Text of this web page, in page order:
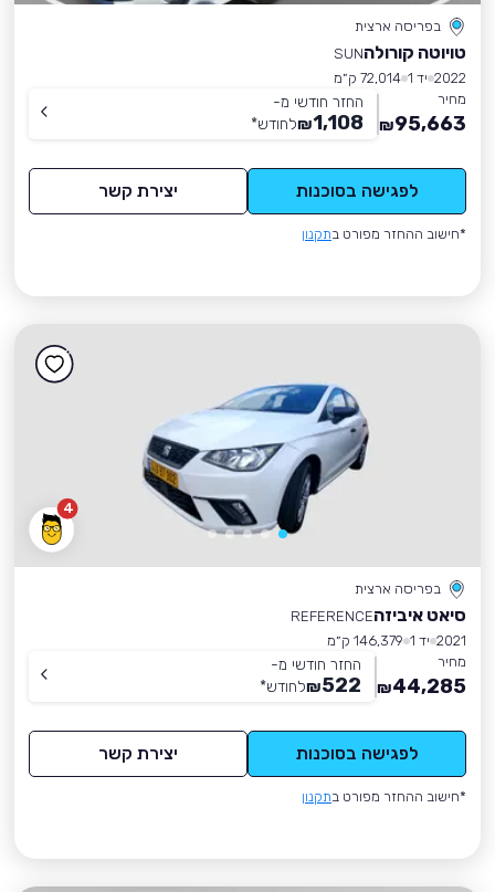
בפריסה ארצית
טויוטה קורולהSUN
2022 יד 1
72,014 ק״מ
מחיר
95,663
₪
החזר חודשי מ-
1,108
₪לחודש*
לפגישה בסוכנות יצירת קשר
*חישוב ההחזר מפורט בתקנון
4
בפריסה ארצית
סיאט איביזהREFERENCE
2021 יד 1
146,379 ק״מ
מחיר
44,285
₪
החזר חודשי מ-
522
₪לחודש*
לפגישה בסוכנות יצירת קשר
*חישוב ההחזר מפורט בתקנון